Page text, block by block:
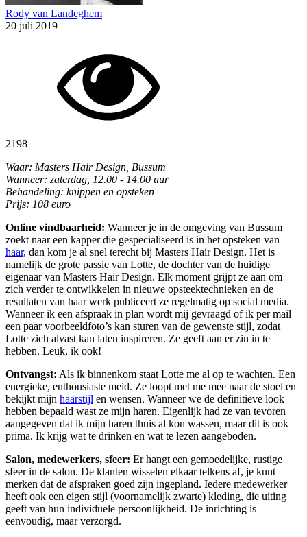
Rody van Landeghem
20 juli 2019
2198
Waar: Masters Hair Design, Bussum
Wanneer: zaterdag, 12.00 - 14.00 uur
Behandeling: knippen en opsteken
Prijs: 108 euro
Online vindbaarheid: Wanneer je in de omgeving van Bussum
zoekt naar een kapper die gespecialiseerd is in het opsteken van
haar, dan kom je al snel terecht bij Masters Hair Design. Het is
namelijk de grote passie van Lotte, de dochter van de huidige
eigenaar van Masters Hair Design. Elk moment grijpt ze aan om
zich verder te ontwikkelen in nieuwe opsteektechnieken en de
resultaten van haar werk publiceert ze regelmatig op social media.
Wanneer ik een afspraak in plan wordt mij gevraagd of ik per mail
een paar voorbeeldfoto’s kan sturen van de gewenste stijl, zodat
Lotte zich alvast kan laten inspireren. Ze geeft aan er zin in te
hebben. Leuk, ik ook!
Ontvangst: Als ik binnenkom staat Lotte me al op te wachten. Een
energieke, enthousiaste meid. Ze loopt met me mee naar de stoel en
bekijkt mijn haarstijl en wensen. Wanneer we de definitieve look
hebben bepaald wast ze mijn haren. Eigenlijk had ze van tevoren
aangegeven dat ik mijn haren thuis al kon wassen, maar dit is ook
prima. Ik krijg wat te drinken en wat te lezen aangeboden.
Salon, medewerkers, sfeer: Er hangt een gemoedelijke, rustige
sfeer in de salon. De klanten wisselen elkaar telkens af, je kunt
merken dat de afspraken goed zijn ingepland. Iedere medewerker
heeft ook een eigen stijl (voornamelijk zwarte) kleding, die uiting
geeft van hun individuele persoonlijkheid. De inrichting is
eenvoudig, maar verzorgd.